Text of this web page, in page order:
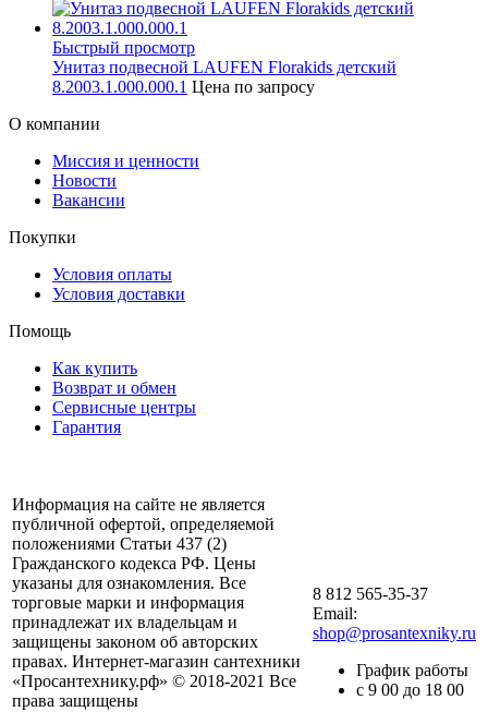
Быстрый просмотр
Унитаз подвесной LAUFEN Florakids детский
8.2003.1.000.000.1 Цена по запросу
О компании
Миссия и ценности
Новости
Вакансии
Покупки
Условия оплаты
Условия доставки
Помощь
Как купить
Возврат и обмен
Сервисные центры
Гарантия
Информация на сайте не является
публичной офертой, определяемой
положениями Статьи 437 (2)
Гражданского кодекса РФ. Цены
указаны для ознакомления. Все
торговые марки и информация
принадлежат их владельцам и
защищены законом об авторских
правах. Интернет-магазин сантехники
«Просантехнику.рф» © 2018-2021 Все
права защищены
8 812 565-35-37
Email:
shop@prosantexniky.ru
График работы
с 9 00 до 18 00